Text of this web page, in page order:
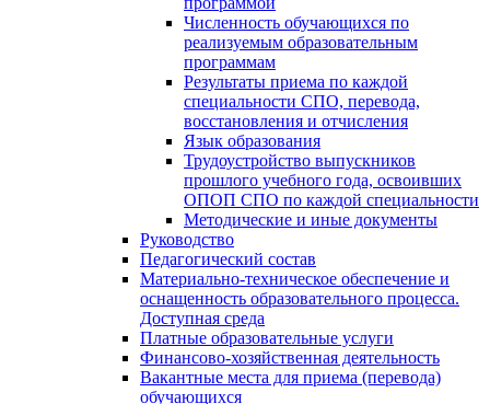
Численность обучающихся по
реализуемым образовательным
программам
Результаты приема по каждой
специальности СПО, перевода,
восстановления и отчисления
Язык образования
Трудоустройство выпускников
прошлого учебного года, освоивших
ОПОП СПО по каждой специальности
Методические и иные документы
Руководство
Педагогический состав
Материально-техническое обеспечение и
оснащенность образовательного процесса.
Доступная среда
Платные образовательные услуги
Финансово-хозяйственная деятельность
Вакантные места для приема (перевода)
обучающихся